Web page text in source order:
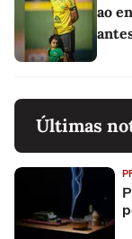
ao
Últimas